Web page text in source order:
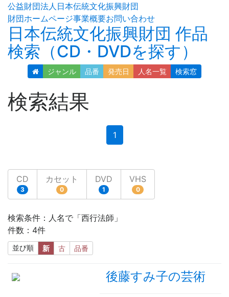
公益財団法人日本伝統文化振興財団
財団ホームページ事業概要お問い合わせ
日本伝統文化振興財団 作品
検索（CD・DVDを探す）
ジャンル 品番 発売日 人名一覧 検索窓
検索結果
1(current)
CD
3
カセット
0
DVD
1
VHS
0
検索条件：人名で「西行法師」
件数：4件
並び順 新 古 品番
後藤すみ子の芸術